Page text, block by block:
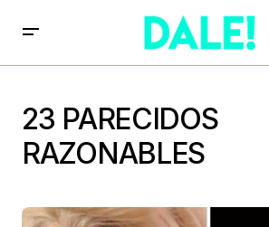
23 PARECIDOS
RAZONABLES